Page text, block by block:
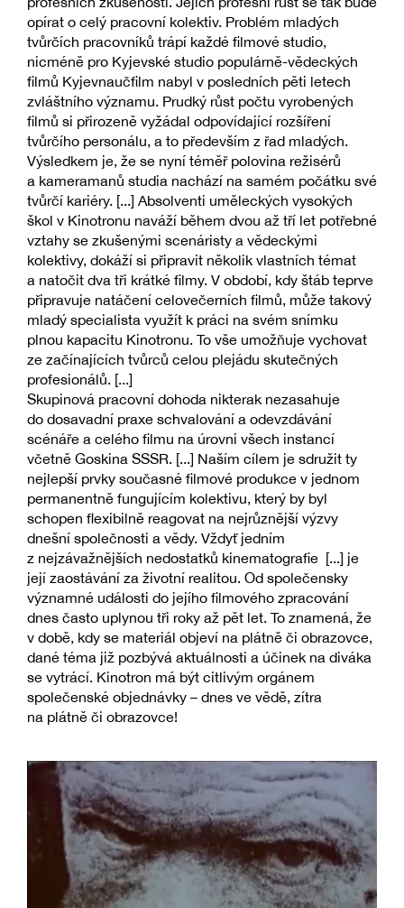
opírat o celý pracovní kolektiv. Problém mladých
tvůrčích pracovníků trápí každé filmové studio,
nicméně pro Kyjevské studio populárně-vědeckých
filmů Kyjevnaučfilm nabyl v posledních pěti letech
zvláštního významu. Prudký růst počtu vyrobených
filmů si přirozeně vyžádal odpovídající rozšíření
tvůrčího personálu, a to především z řad mladých.
Výsledkem je, že se nyní téměř polovina režisérů
a kameramanů studia nachází na samém počátku své
tvůrčí kariéry. [...] Absolventi uměleckých vysokých
škol v Kinotronu naváží během dvou až tří let potřebné
vztahy se zkušenými scenáristy a vědeckými
kolektivy, dokáží si připravit několik vlastních témat
a natočit dva tři krátké filmy. V období, kdy štáb teprve
připravuje natáčení celovečerních filmů, může takový
mladý specialista využít k práci na svém snímku
plnou kapacitu Kinotronu. To vše umožňuje vychovat
ze začínajících tvůrců celou plejádu skutečných
profesionálů. [...]
Skupinová pracovní dohoda nikterak nezasahuje
do dosavadní praxe schvalování a odevzdávání
scénáře a celého filmu na úrovni všech instancí
včetně Goskina SSSR. [...] Naším cílem je sdružit ty
nejlepší prvky současné filmové produkce v jednom
permanentně fungujícím kolektivu, který by byl
schopen flexibilně reagovat na nejrůznější výzvy
dnešní společnosti a vědy. Vždyť jedním
z nejzávažnějších nedostatků kinematografie [...] je
její zaostávání za životní realitou. Od společensky
významné události do jejího filmového zpracování
dnes často uplynou tři roky až pět let. To znamená, že
v době, kdy se materiál objeví na plátně či obrazovce,
dané téma již pozbývá aktuálnosti a účinek na diváka
se vytrácí. Kinotron má být citlivým orgánem
společenské objednávky – dnes ve vědě, zítra
na plátně či obrazovce!